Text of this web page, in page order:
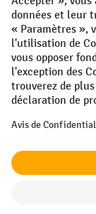
All prices excl. VAT
if not stated
¹ La remise est
s'applique pas aux
avec d'autres
réduction unique
toute commande
jusqu'à 10 %. Les
les chariots